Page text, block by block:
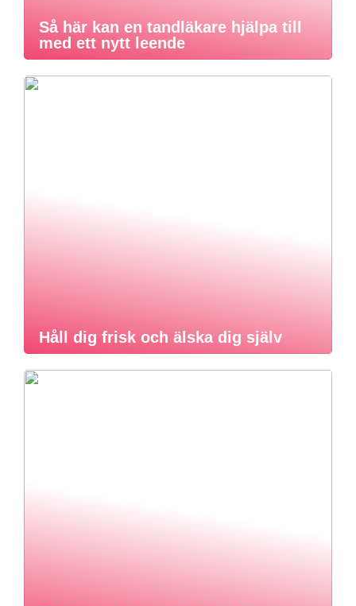
Så här kan en tandläkare hjälpa till
med ett nytt leende
Håll dig frisk och älska dig själv